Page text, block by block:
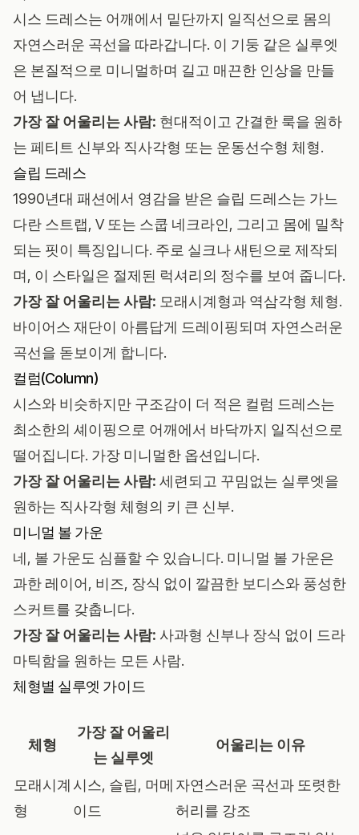
시스 드레스는 어깨에서 밑단까지 일직선으로 몸의
자연스러운 곡선을 따라갑니다. 이 기둥 같은 실루엣
은 본질적으로 미니멀하며 길고 매끈한 인상을 만들
어 냅니다.
가장 잘 어울리는 사람: 현대적이고 간결한 룩을 원하
는 페티트 신부와 직사각형 또는 운동선수형 체형.
슬립 드레스
1990년대 패션에서 영감을 받은 슬립 드레스는 가느
다란 스트랩, V 또는 스쿱 네크라인, 그리고 몸에 밀착
되는 핏이 특징입니다. 주로 실크나 새틴으로 제작되
며, 이 스타일은 절제된 럭셔리의 정수를 보여 줍니다.
가장 잘 어울리는 사람: 모래시계형과 역삼각형 체형.
바이어스 재단이 아름답게 드레이핑되며 자연스러운
곡선을 돋보이게 합니다.
컬럼(Column)
시스와 비슷하지만 구조감이 더 적은 컬럼 드레스는
최소한의 셰이핑으로 어깨에서 바닥까지 일직선으로
떨어집니다. 가장 미니멀한 옵션입니다.
가장 잘 어울리는 사람: 세련되고 꾸밈없는 실루엣을
원하는 직사각형 체형의 키 큰 신부.
미니멀 볼 가운
네, 볼 가운도 심플할 수 있습니다. 미니멀 볼 가운은
과한 레이어, 비즈, 장식 없이 깔끔한 보디스와 풍성한
스커트를 갖춥니다.
가장 잘 어울리는 사람: 사과형 신부나 장식 없이 드라
마틱함을 원하는 모든 사람.
체형별 실루엣 가이드
체형
가장 잘 어울리
는 실루엣
어울리는 이유
모래시계
형
시스, 슬립, 머메
이드
자연스러운 곡선과 또렷한
허리를 강조